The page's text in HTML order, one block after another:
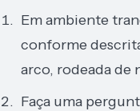
Em ambiente
conforme
arco, rodeada de
Faça uma